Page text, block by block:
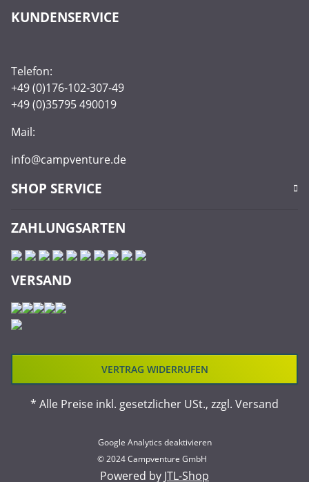
KUNDENSERVICE
Telefon:
+49 (0)176-102-307-49
+49 (0)35795 490019
Mail:
info@campventure.de
SHOP SERVICE
ZAHLUNGSARTEN
VERSAND
VERTRAG WIDERRUFEN
* Alle Preise inkl. gesetzlicher USt., zzgl. Versand
Google Analytics deaktivieren
© 2024 Campventure GmbH
Powered by JTL-Shop